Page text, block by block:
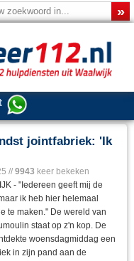
jointfabriek: 'Ik
// 9943 keer bekeken
- "Iedereen geeft mij de
ik heb hier helemaal
te maken." De wereld van
staat op z'n kop. De
woensdagmiddag een
in zijn pand aan de